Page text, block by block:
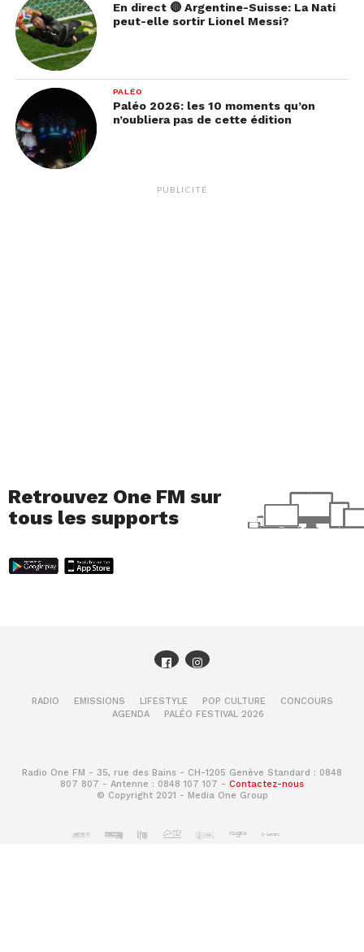
En direct 🔴 Argentine-Suisse: La Nati
peut-elle sortir Lionel Messi?
PALÉO
Paléo 2026: les 10 moments qu’on
n’oubliera pas de cette édition
PUBLICITÉ
Retrouvez One FM sur
tous les supports
RADIO EMISSIONS LIFESTYLE POP CULTURE
CONCOURS
AGENDA
PALÉO FESTIVAL 2026
Radio One FM - 35, rue des Bains - CH-1205 Genève Standard : 0848
807 807 - Antenne : 0848 107 107 - Contactez-nous
© Copyright 2021 - Media One Group